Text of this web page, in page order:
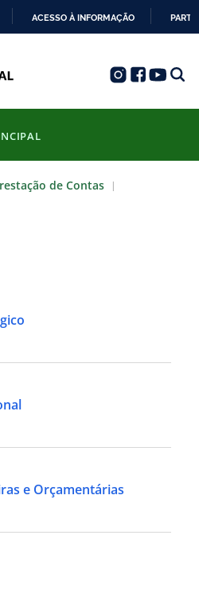
ACESSO À INFORMAÇÃO
de Contas |
e Orçamentárias